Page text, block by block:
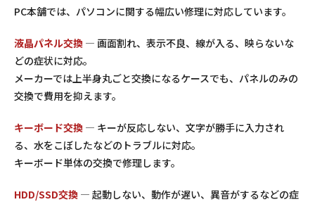
PC本舗では、パソコンに関する幅広い修理に対応しています。
液晶パネル交換 — 画面割れ、表示不良、線が入る、映らないな
どの症状に対応。
メーカーでは上半身丸ごと交換になるケースでも、パネルのみの
交換で費用を抑えます。
キーボード交換 — キーが反応しない、文字が勝手に入力され
る、水をこぼしたなどのトラブルに対応。
キーボード単体の交換で修理します。
HDD/SSD交換 — 起動しない、動作が遅い、異音がするなどの症